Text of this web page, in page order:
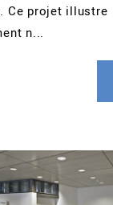
Ce projet illustre
n...